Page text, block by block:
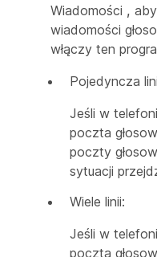
Wiadomości ,
wiadomości
włączy ten
Pojedyncza
Jeśli w
poczta
poczty
sytuacji
Wiele linii:
Jeśli w
poczta